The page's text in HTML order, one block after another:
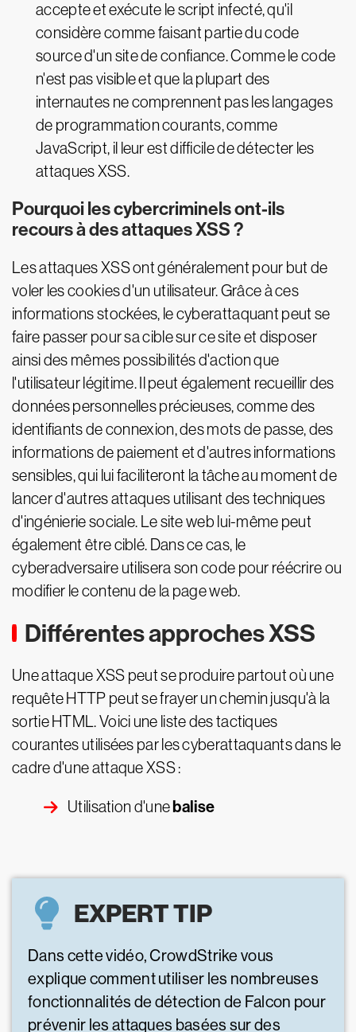
accepte et exécute le script infecté, qu'il
considère comme faisant partie du code
source d'un site de confiance. Comme le code
n'est pas visible et que la plupart des
internautes ne comprennent pas les langages
de programmation courants, comme
JavaScript, il leur est difficile de détecter les
attaques XSS.
Pourquoi les cybercriminels ont-ils
recours à des attaques XSS ?
Les attaques XSS ont généralement pour but de
voler les cookies d'un utilisateur. Grâce à ces
informations stockées, le cyberattaquant peut se
faire passer pour sa cible sur ce site et disposer
ainsi des mêmes possibilités d'action que
l'utilisateur légitime. Il peut également recueillir des
données personnelles précieuses, comme des
identifiants de connexion, des mots de passe, des
informations de paiement et d'autres informations
sensibles, qui lui faciliteront la tâche au moment de
lancer d'autres attaques utilisant des techniques
d'ingénierie sociale. Le site web lui-même peut
également être ciblé. Dans ce cas, le
cyberadversaire utilisera son code pour réécrire ou
modifier le contenu de la page web.
Différentes approches XSS
Une attaque XSS peut se produire partout où une
requête HTTP peut se frayer un chemin jusqu'à la
sortie HTML. Voici une liste des tactiques
courantes utilisées par les cyberattaquants dans le
cadre d'une attaque XSS :
Utilisation d'unebalise
EXPERT TIP
Dans cette vidéo, CrowdStrike vous
explique comment utiliser les nombreuses
fonctionnalités de détection de Falcon pour
prévenir les attaques basées sur des